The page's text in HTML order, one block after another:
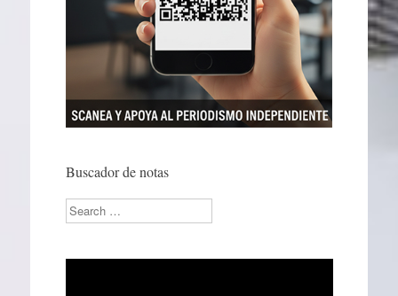
Buscador de notas
Search